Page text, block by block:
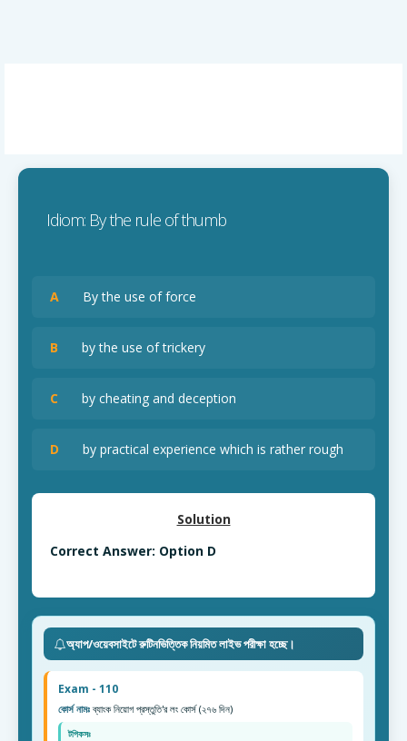
Idiom: By the rule of thumb
A By the use of force
B by the use of trickery
C by cheating and deception
D by practical experience which is rather rough
Solution
Correct Answer: Option D
অ্যাপ/ওয়েবসাইটে রুটিনভিত্তিক নিয়মিত লাইভ পরীক্ষা হচ্ছে।
Exam - 110
কোর্স নামঃব্যাংক নিয়োগ প্রস্তুতি'র লং কোর্স (২৭৬ দিন)
টপিকসঃ